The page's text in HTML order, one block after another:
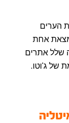
הערים
אחת
שלל אתרים
של ג'וטו.